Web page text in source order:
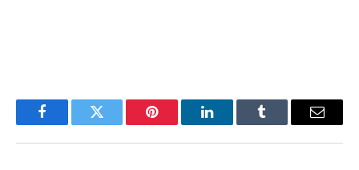
FacebookTwitter Pinterest LinkedInTumblr Email